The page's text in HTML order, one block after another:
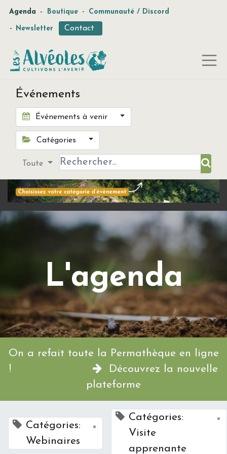
Agenda - Boutique - Communauté / Discord
- Newsletter Contact
Événements
Événements à venir
Catégories
Toute
L'agenda
On a refait toute la Permathèque en ligne
!
Découvrez la nouvelle
plateforme
Catégories:
Webinaires
×
Catégories:
Visite
apprenante
×